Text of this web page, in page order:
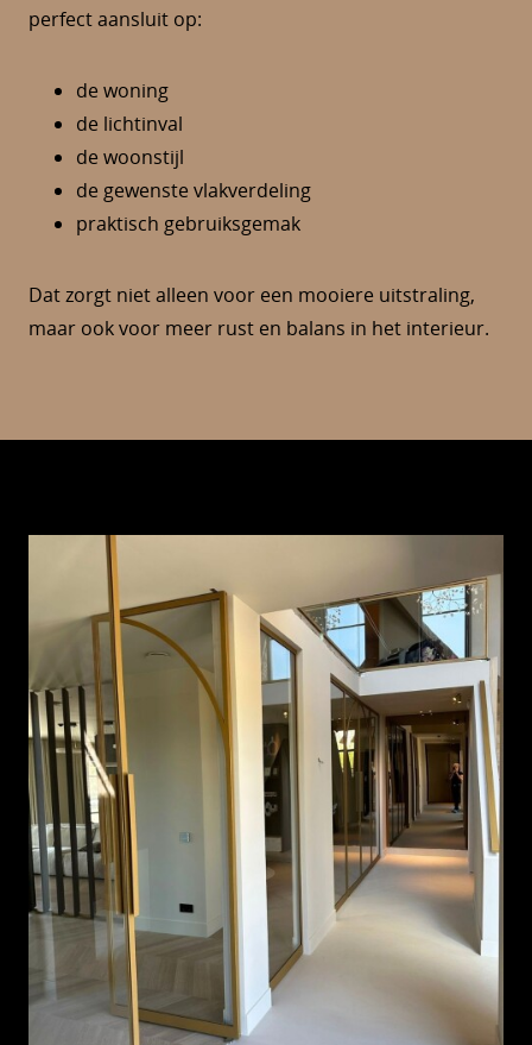
perfect aansluit op:
de woning
de lichtinval
de woonstijl
de gewenste vlakverdeling
praktisch gebruiksgemak
Dat zorgt niet alleen voor een mooiere uitstraling,
maar ook voor meer rust en balans in het interieur.